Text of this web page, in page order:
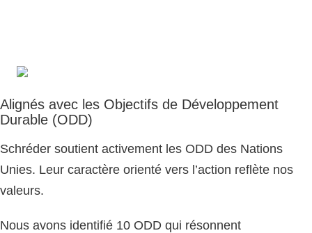
Alignés avec les Objectifs de Développement
Durable (ODD)
Schréder soutient activement les ODD des Nations
Unies. Leur caractère orienté vers l’action reflète nos
valeurs.
Nous avons identifié 10 ODD qui résonnent